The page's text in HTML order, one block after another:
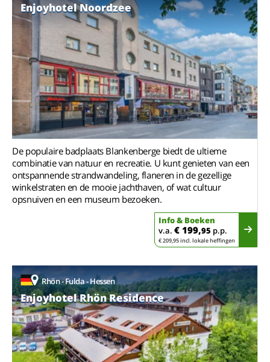
Enjoyhotel Noordzee
De populaire badplaats Blankenberge biedt de ultieme
combinatie van natuur en recreatie. U kunt genieten van een
ontspannende strandwandeling, flaneren in de gezellige
winkelstraten en de mooie jachthaven, of wat cultuur
opsnuiven en een museum bezoeken.
Info & Boeken
v.a. € 199,95 p.p.
€ 209,95 incl. lokale heffingen
Rhön - Fulda - Hessen
Enjoyhotel Rhön Residence